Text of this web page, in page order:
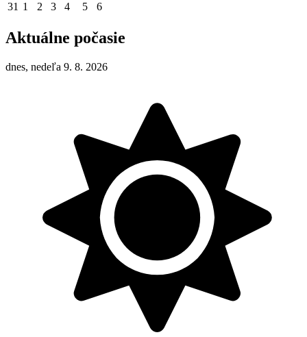
31 1 2 3 4 5 6
Aktuálne počasie
dnes, nedeľa 9. 8. 2026